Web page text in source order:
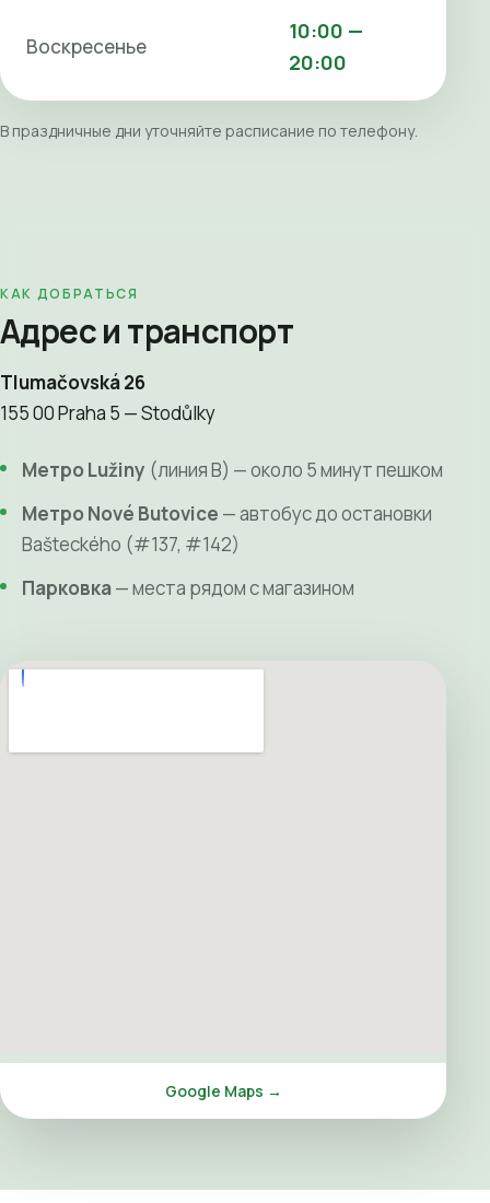
Воскресенье
10:00 —
20:00
В праздничные дни уточняйте расписание по телефону.
КАК ДОБРАТЬСЯ
Адрес и транспорт
Tlumačovská 26
155 00 Praha 5 — Stodůlky
Метро Lužiny (линия B) — около 5 минут пешком
Метро Nové Butovice — автобус до остановки
Bašteckého (#137, #142)
Парковка — места рядом с магазином
Google Maps →